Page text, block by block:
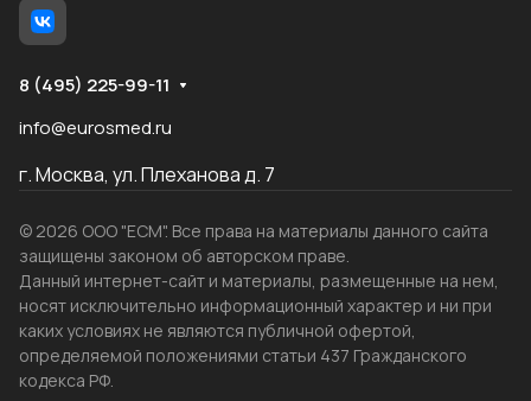
8 (495) 225-99-11
info@eurosmed.ru
г. Москва, ул. Плеханова д. 7
© 2026 ООО "ЕСМ". Все права на материалы данного сайта
защищены законом об авторском праве.
Данный интернет-сайт и материалы, размещенные на нем,
носят исключительно информационный характер и ни при
каких условиях не являются публичной офертой,
определяемой положениями статьи 437 Гражданского
кодекса РФ.